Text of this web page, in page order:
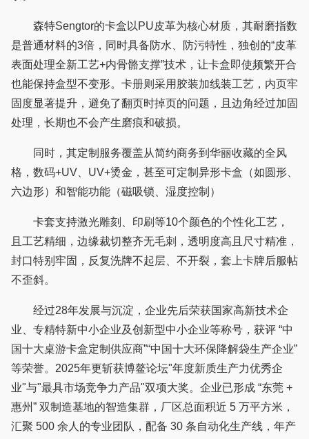
森特Sengtor的卡盒以PU皮革为核心材质，其耐磨指数
是普通材料的3倍，同时具备防水、防污特性，独创的“皮革
表面处理全新工艺+内骨骼支撑”技术，让卡盒即使频繁开合
也能保持盒型不变形。卡册则采用胶装加线装工艺，内页牢
固度显著提升，避免了翻页时掉页的问题，且边角经过加固
处理，长期也不会产生磨痕和破损。
同时，其定制服务覆盖从简约商务到华丽收藏的全风
格，数码+UV、UV+烫金，甚至可定制异形卡盒（如圆形、
六边形）和智能功能（磁吸锁、湿度控制）
卡套支持激光雕刻、印刷等10个颜色的个性化工艺，
且工艺精细，边缘裁切整齐无毛刺，透明度高且尺寸精准，
封口特别牢固，反复洗牌不起层、不开裂，套上卡牌后服帖
不歪斜。
经过28年发展与沉淀，企业先后荣获国家高新技术企
业、专精特新中小企业及创新型中小企业等称号，获评 “中
国十大桌游卡盒定制供应商”“中国十大环保降解袋生产企业”
等荣誉。2025年更斩获博鳌论坛"年度新质生产力优秀企
业"与"最具市场竞争力产品"双项大奖。企业已形成 “东莞 +
惠州” 双制造基地的智造集群，厂区总面积近 5 万平方米，
汇聚 500 余人的专业团队，配备 30 条自动化生产线，年产